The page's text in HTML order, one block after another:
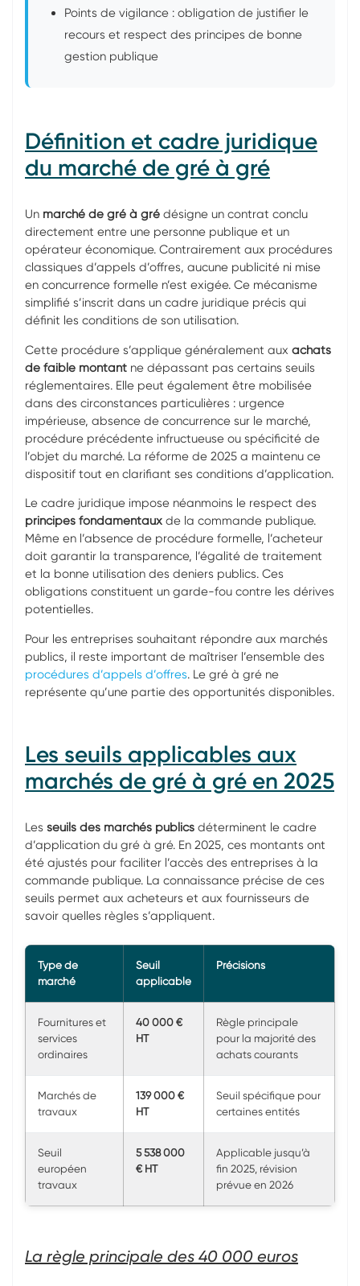
Points de vigilance : obligation de justifier le
recours et respect des principes de bonne
gestion publique
Définition et cadre juridique
du marché de gré à gré
Un marché de gré à gré désigne un contrat conclu
directement entre une personne publique et un
opérateur économique. Contrairement aux procédures
classiques d’appels d’offres, aucune publicité ni mise
en concurrence formelle n’est exigée. Ce mécanisme
simplifié s’inscrit dans un cadre juridique précis qui
définit les conditions de son utilisation.
Cette procédure s’applique généralement aux achats
de faible montant ne dépassant pas certains seuils
réglementaires. Elle peut également être mobilisée
dans des circonstances particulières : urgence
impérieuse, absence de concurrence sur le marché,
procédure précédente infructueuse ou spécificité de
l’objet du marché. La réforme de 2025 a maintenu ce
dispositif tout en clarifiant ses conditions d’application.
Le cadre juridique impose néanmoins le respect des
principes fondamentaux de la commande publique.
Même en l’absence de procédure formelle, l’acheteur
doit garantir la transparence, l’égalité de traitement
et la bonne utilisation des deniers publics. Ces
obligations constituent un garde-fou contre les dérives
potentielles.
Pour les entreprises souhaitant répondre aux marchés
publics, il reste important de maîtriser l’ensemble des
procédures d’appels d’offres. Le gré à gré ne
représente qu’une partie des opportunités disponibles.
Les seuils applicables aux
marchés de gré à gré en 2025
Les seuils des marchés publics déterminent le cadre
d’application du gré à gré. En 2025, ces montants ont
été ajustés pour faciliter l’accès des entreprises à la
commande publique. La connaissance précise de ces
seuils permet aux acheteurs et aux fournisseurs de
savoir quelles règles s’appliquent.
Type de
marché
Seuil
applicable
Précisions
Fournitures et
services
ordinaires
40 000 €
HT
Règle principale
pour la majorité des
achats courants
Marchés de
travaux
139 000 €
HT
Seuil spécifique pour
certaines entités
Seuil
européen
travaux
5 538 000
€ HT
Applicable jusqu’à
fin 2025, révision
prévue en 2026
La règle principale des 40 000 euros